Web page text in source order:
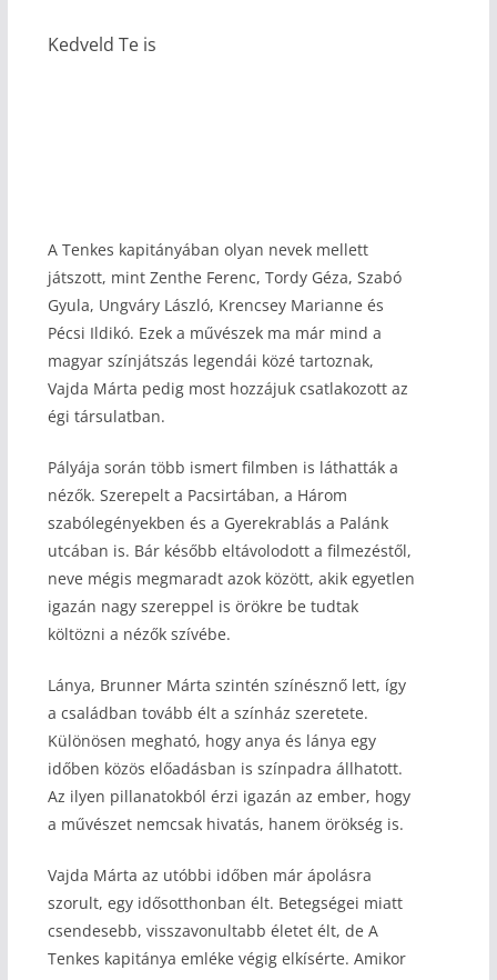
Kedveld Te is
A Tenkes kapitányában olyan nevek mellett
játszott, mint Zenthe Ferenc, Tordy Géza, Szabó
Gyula, Ungváry László, Krencsey Marianne és
Pécsi Ildikó. Ezek a művészek ma már mind a
magyar színjátszás legendái közé tartoznak,
Vajda Márta pedig most hozzájuk csatlakozott az
égi társulatban.
Pályája során több ismert filmben is láthatták a
nézők. Szerepelt a Pacsirtában, a Három
szabólegényekben és a Gyerekrablás a Palánk
utcában is. Bár később eltávolodott a filmezéstől,
neve mégis megmaradt azok között, akik egyetlen
igazán nagy szereppel is örökre be tudtak
költözni a nézők szívébe.
Lánya, Brunner Márta szintén színésznő lett, így
a családban tovább élt a színház szeretete.
Különösen megható, hogy anya és lánya egy
időben közös előadásban is színpadra állhatott.
Az ilyen pillanatokból érzi igazán az ember, hogy
a művészet nemcsak hivatás, hanem örökség is.
Vajda Márta az utóbbi időben már ápolásra
szorult, egy idősotthonban élt. Betegségei miatt
csendesebb, visszavonultabb életet élt, de A
Tenkes kapitánya emléke végig elkísérte. Amikor